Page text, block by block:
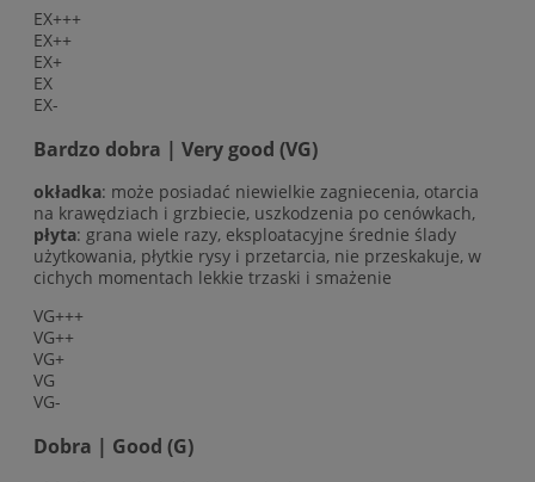
EX+++
EX++
EX+
EX
EX-
Bardzo dobra | Very good (VG)
okładka: może posiadać niewielkie zagniecenia, otarcia
na krawędziach i grzbiecie, uszkodzenia po cenówkach,
płyta: grana wiele razy, eksploatacyjne średnie ślady
użytkowania, płytkie rysy i przetarcia, nie przeskakuje, w
cichych momentach lekkie trzaski i smażenie
VG+++
VG++
VG+
VG
VG-
Dobra | Good (G)